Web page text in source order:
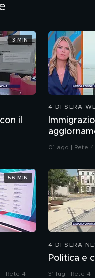
il
3 MIN
4 DI SERA
da Ceuta
01 ago | Rete 4
| Rete 4
56 MIN
4 DI SERA
Politica e
31 lug | Rete 4